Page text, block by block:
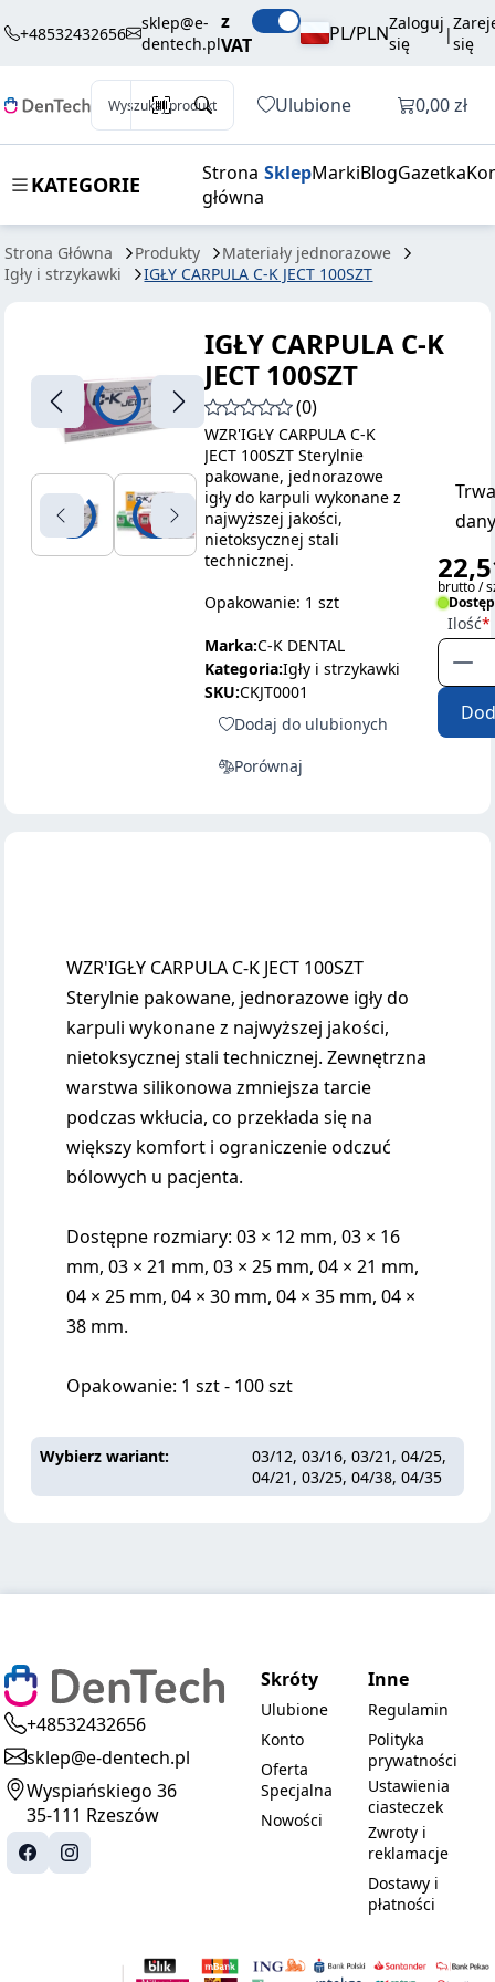
+48532432656
sklep@e-
dentech.pl
z
VAT
PL/PLNZaloguj
się
|się
Wyszukaj produkt Ulubione Otwórz
0,00 zł
KATEGORIE
Strona
główna
SklepMarkiBlogGazetka
Strona Główna Produkty
Materiały jednorazowe
Igły i strzykawki
IGŁY CARPULA C-K JECT 100SZT
C-K JECT
22,51 zł
brutto / szt. Dodaj do koszyka
IGŁY CARPULA C-K
JECT 100SZT
(0)
WZR'IGŁY CARPULA C-K
JECT 100SZT Sterylnie
pakowane, jednorazowe
igły do karpuli wykonane z
najwyższej jakości,
nietoksycznej stali
technicznej.
Opakowanie: 1 szt
Marka:C-K DENTAL
Kategoria:Igły i strzykawki
SKU:CKJT0001
Dodaj do ulubionych
Porównaj
brutto /
Ilość
WZR'IGŁY CARPULA C-K JECT 100SZT
Sterylnie pakowane, jednorazowe igły do
karpuli wykonane z najwyższej jakości,
nietoksycznej stali technicznej. Zewnętrzna
warstwa silikonowa zmniejsza tarcie
podczas wkłucia, co przekłada się na
większy komfort i ograniczenie odczuć
bólowych u pacjenta.
Dostępne rozmiary: 03 × 12 mm, 03 × 16
mm, 03 × 21 mm, 03 × 25 mm, 04 × 21 mm,
04 × 25 mm, 04 × 30 mm, 04 × 35 mm, 04 ×
38 mm.
Opakowanie: 1 szt - 100 szt
Wybierz wariant
03/12, 03/16, 03/21, 04/25,
04/21, 03/25, 04/38, 04/35
+48532432656
sklep@e-dentech.pl
Wyspiańskiego 36
35-111 Rzeszów
Skróty
Ulubione
Konto
Oferta
Specjalna
Nowości
Inne
Regulamin
Polityka
prywatności
Ustawienia
ciasteczek
Zwroty i
reklamacje
Dostawy i
płatności